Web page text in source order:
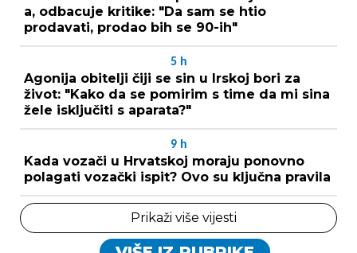
a, odbacuje kritike: "Da sam se htio
prodavati, prodao bih se 90-ih"
5 h
Agonija obitelji čiji se sin u Irskoj bori za
život: "Kako da se pomirim s time da mi sina
žele isključiti s aparata?"
9 h
Kada vozači u Hrvatskoj moraju ponovno
polagati vozački ispit? Ovo su ključna pravila
Prikaži više vijesti